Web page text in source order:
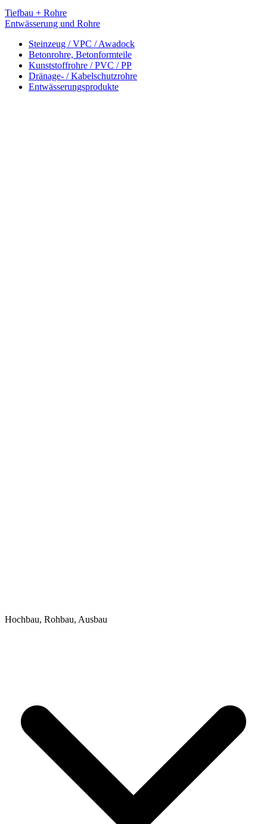
Tiefbau + Rohre
Entwässerung und Rohre
Steinzeug / VPC / Awadock
Betonrohre, Betonformteile
Kunststoffrohre / PVC / PP
Dränage- / Kabelschutzrohre
Entwässerungsprodukte
Hochbau, Rohbau, Ausbau